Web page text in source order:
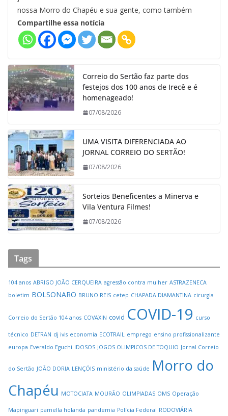
nossa Morro do Chapéu e sua gente, como também
Compartilhe essa notícia
Correio do Sertão faz parte dos
festejos dos 100 anos de Irecê e é
homenageado!
07/08/2026
UMA VISITA DIFERENCIADA AO
JORNAL CORREIO DO SERTÃO!
07/08/2026
Sorteios Beneficentes a Minerva e
Vila Ventura Filmes!
07/08/2026
Tags
104 anos ABRIGO JOÃO CERQUEIRA agressão contra mulher ASTRAZENECA
boletim BOLSONARO BRUNO REIS cetep CHAPADA DIAMANTINA cirurgia
Correio do Sertão 104 anos COVAXIN covid COVID-19 curso
técnico DETRAN dj ivis economia ECOTRAIL emprego ensino profissionalizante
europa Everaldo Eguchi IDOSOS JOGOS OLIMPICOS DE TOQUIO Jornal Correio
do Sertão JOÃO DORIA LENÇÓIS ministério da saúde Morro do
Chapéu MOTOCIATA MOURÃO OLIMPIADAS OMS Operação
Mapinguari pamella holanda pandemia Polícia Federal RODOVIÁRIA